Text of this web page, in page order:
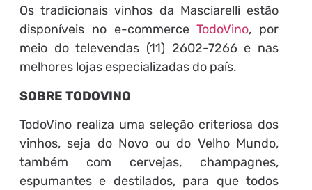
Os tradicionais vinhos da Masciarelli estão
disponíveis no e-commerceTodoVino, por
meio do televendas (11) 2602-7266 e nas
melhores lojas especializadas do país.
SOBRE TODOVINO
TodoVino realiza uma seleção criteriosa dos
vinhos, seja do Novo ou do Velho Mundo,
também com cervejas, champagnes,
espumantes e destilados, para que todos